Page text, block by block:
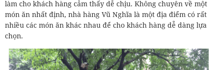
làm cho khách hàng cảm thấy dễ chịu. Không chuyên về một
món ăn nhất định, nhà hàng Vũ Nghĩa là một địa điểm có rất
nhiều các món ăn khác nhau để cho khách hàng dễ dàng lựa
chọn.